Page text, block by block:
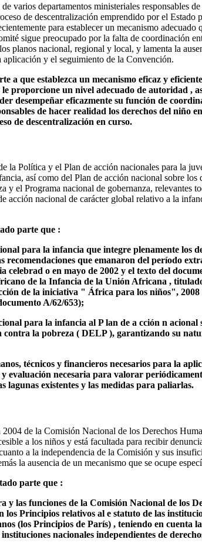
varios departamentos ministeriales responsables
de descentralización emprendido por el Estado
para establecer un mecanismo
sigue preocupado por la falta de coordinación
planos nacional, regional y local, y lamenta la
y el seguimiento de la Convención.
a que establezca un mecanismo eficaz y
proporcione un nivel adecuado de autoridad ,
desempeñar eficazmente su función de
de hacer realidad los derechos del niño
de descentralización en curso.
la Política y el Plan de acción nacionales para la
así como del Plan de acción nacional sobre los
y el Programa nacional de gobernanza, relevantes
acción nacional de carácter global relativo a la
parte que :
para la infancia que integre plenamente los
recomendaciones que emanaron del período
celebrad o en mayo de 2002 y el texto del
de la Infancia de la Unión Africana ,
de la iniciativa " África para los niños",
A/62/653);
para la infancia al P lan de a cción n acional
contra la pobreza ( DELP ), garantizando su
técnicos y financieros necesarios para la
evaluación necesaria para valorar
lagunas existentes y las medidas para paliarlas.
de la Comisión Nacional de los Derechos
a los niños y está facultada para recibir
a la independencia de la Comisión y sus
la ausencia de un mecanismo que se ocupe
parte que :
y las funciones de la Comisión Nacional de los
los Principios relativos al e statuto de las
(los Principios de París) , teniendo en cuenta
nacionales independientes de